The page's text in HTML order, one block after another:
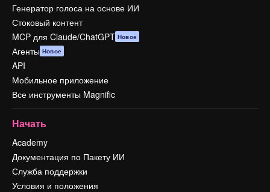
Генератор голоса на основе ИИ
Стоковый контент
MCP для Claude/ChatGPT Новое
Агенты Новое
API
Мобильное приложение
Все инструменты Magnific
Начать
Academy
Документация по Пакету ИИ
Служба поддержки
Условия и положения